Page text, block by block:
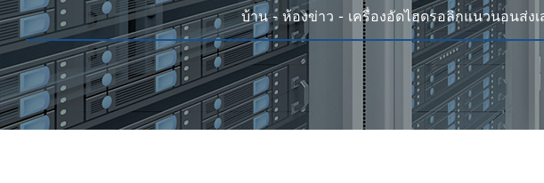
บ้าน- ห้องข่าว - เครื่องอัดไฮดรอลิกแนวนอนส่ง